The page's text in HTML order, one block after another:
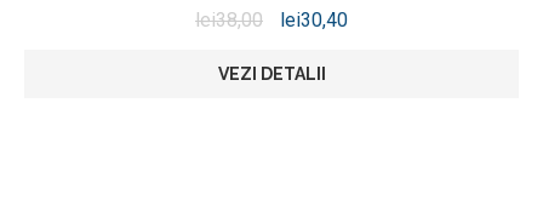
lei38,00 lei30,40
VEZI DETALII